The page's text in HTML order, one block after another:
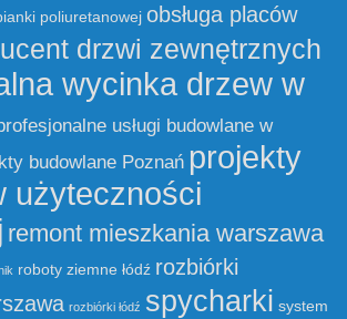
poliuretanowej obsługa placów
drzwi zewnętrznych
wycinka drzew w
usługi budowlane w
budowlane Poznań projekty
użyteczności
remont mieszkania warszawa
roboty ziemne łódź rozbiórki
rozbiórki łódź spycharki system